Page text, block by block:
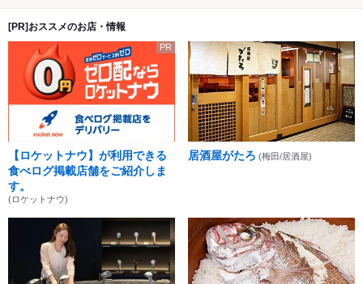
[PR]おススメのお店・情報
PR
【ロケットナウ】が利用できる
食べログ掲載店舗をご紹介しま
す。
(ロケットナウ)
居酒屋がたろ (梅田/居酒屋)